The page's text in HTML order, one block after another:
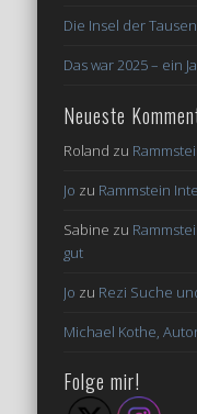
Die Insel der
Das war 2025 – ein
Neueste
Roland zu
Jo zu Rammstein
Sabine zu
gut
Jo zu Rezi Suche
Michael Kothe,
Folge mir!